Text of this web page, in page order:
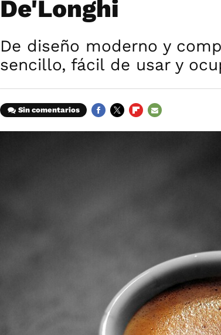
De'Longhi
De diseño moderno y
sencillo, fácil de usar y
Sin comentarios